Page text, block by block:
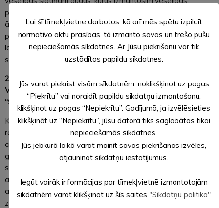
pērienam. Aicinām līdzi ņemt pie savām mājām augošus
ārstniecības augus, jo senie ļaudis ticēja, ka vislielākais spēks
piemīt tiem augiem, kas auguši cilvēka tuvumā, un, ka paša
lasītie augi, iepīti vainagā, sniedz veselību, možumu un
saulgriežu spēku
21. jūnijā plkst. 11.00 – Maizes alus brūvēšanas diena un
Vasaras saulgriežu ielīgošana kopā ar tautas mūzikas grupu
“Svērte”
Kopā ar Mudīti Rusakovu gatavosim maizes alu pēc senas
receptes. Alus izsenis bijis viens no svarīgākajiem Jāņu galda
cienastiem, tādēļ tā gatavošana bija būtiska svētku
gaidīšanas daļa. Kamēr alus taps, ielīgosim Vasaras
saulgriežus kopā ar tautas mūzikas grupu “Svērte” un
apgūsim arī kļavu lapu cepuru pīšanu. Aicinām līdzi ņemt
aptuveni 100 kļavu lapas ar kātiņiem, lai Jāņu vakarā rotātos
zaļā galvas rotā un nestu sev līdzi saulgriežu spēku.
Lai šī tīmekļvietne darbotos, kā arī mēs spētu izpildīt
normatīvo aktu prasības, tā izmanto savas un trešo pušu
nepieciešamās sīkdatnes. Ar Jūsu piekrišanu var tik
uzstādītas papildu sīkdatnes.
Jūs varat piekrist visām sīkdatnēm, noklikšķinot uz pogas
“Piekrītu” vai noraidīt papildu sīkdatņu izmantošanu,
klikšķinot uz pogas “Nepiekrītu”. Gadījumā, ja izvēlēsieties
klikšķināt uz “Nepiekrītu”, jūsu datorā tiks saglabātas tikai
nepieciešamās sīkdatnes.
Jūs jebkurā laikā varat mainīt savas piekrišanas izvēles,
atjauninot sīkdatņu iestatījumus.
Iegūt vairāk informācijas par tīmekļvietnē izmantotajām
sīkdatnēm varat klikšķinot uz šīs saites "Sīkdatņu politika"